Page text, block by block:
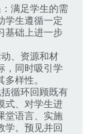
满足学生的需
学生遵循一定
基础上进一步
、资源和材
，同时吸引学
样性。
循环回顾既有
式、对学生进
堂语言、实施
学。预见并回